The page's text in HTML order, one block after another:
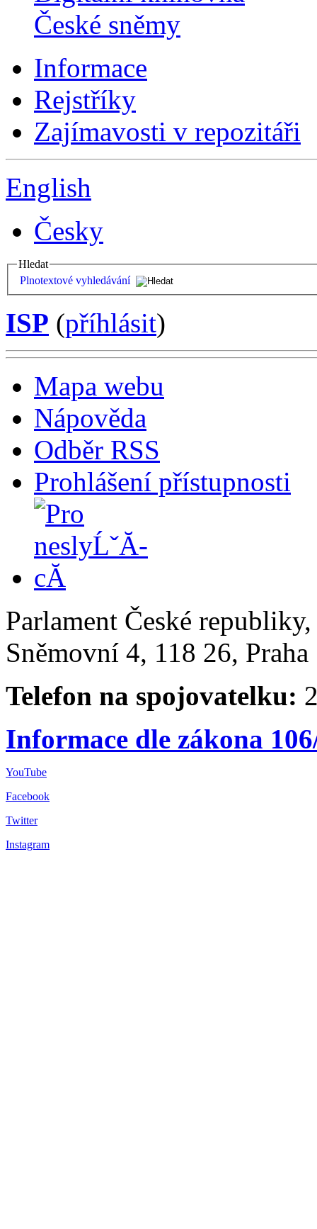
České sněmy
Informace
Rejstříky
Zajímavosti v repozitáři
English
Česky
Hledat
Plnotextové vyhledávání
ISP (příhlásit)
Mapa webu
Nápověda
Odběr RSS
Prohlášení přístupnosti
Parlament České
Sněmovní 4, 118 26,
Telefon na spojovatelku:
Informace dle zákona
YouTube
Facebook
Twitter
Instagram